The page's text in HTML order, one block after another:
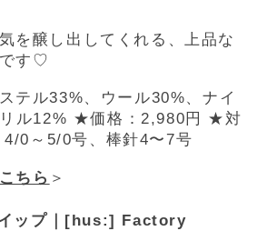
を醸し出してくれる、上品な
す♡
テル33%、ウール30%、ナイ
ル12% ★価格：2,980円 ★対
0～5/0号、棒針4〜7号
こちら ＞
イップ｜[hus:] Factory